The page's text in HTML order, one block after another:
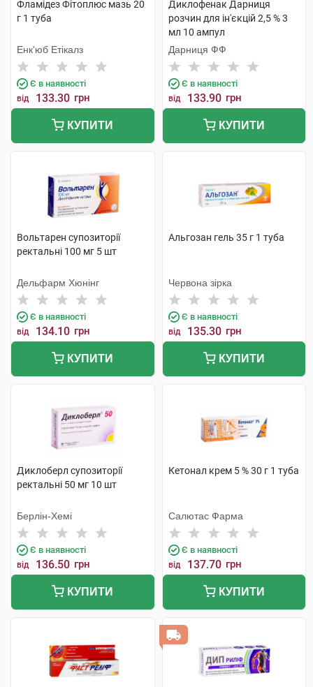
Фламідез Фітоплюс мазь 20
г 1 туба
Енк'юб Етікалз
Є в наявності
від 133.30 грн
КУПИТИ
Диклофенак Дарниця
розчин для ін'єкцій 2,5 % 3
мл 10 ампул
Дарниця ФФ
Є в наявності
від 133.90 грн
КУПИТИ
Вольтарен супозиторії
ректальні 100 мг 5 шт
Дельфарм Хюнінг
Є в наявності
від 134.10 грн
КУПИТИ
Альгозан гель 35 г 1 туба
Червона зірка
Є в наявності
від 135.30 грн
КУПИТИ
Диклоберл супозиторії
ректальні 50 мг 10 шт
Берлін-Хемі
Є в наявності
від 136.50 грн
КУПИТИ
Кетонал крем 5 % 30 г 1 туба
Салютас Фарма
Є в наявності
від 137.70 грн
КУПИТИ